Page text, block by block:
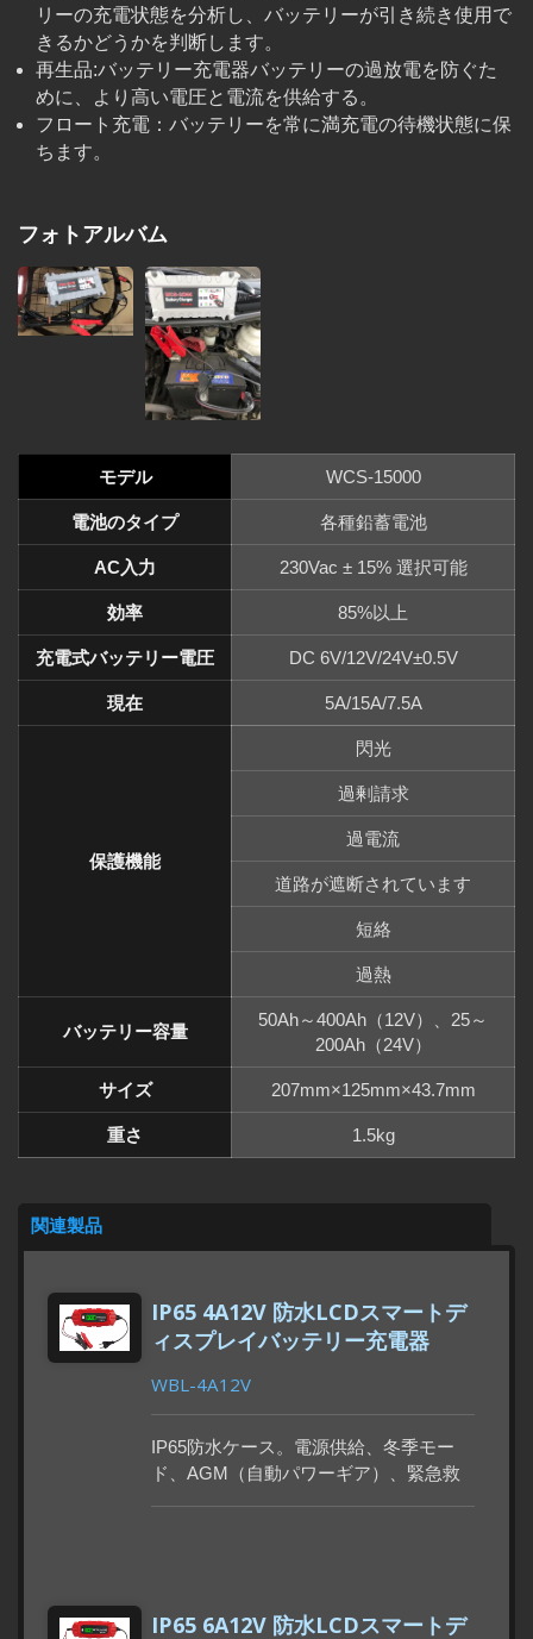
リーの充電状態を分析し、バッテリーが引き続き使用で
きるかどうかを判断します。
再生品:バッテリー充電器バッテリーの過放電を防ぐた
めに、より高い電圧と電流を供給する。
フロート充電：バッテリーを常に満充電の待機状態に保
ちます。
フォトアルバム
モデル WCS-15000
電池のタイプ 各種鉛蓄電池
AC入力 230Vac ± 15% 選択可能
効率 85%以上
充電式バッテリー電圧 DC 6V/12V/24V±0.5V
現在 5A/15A/7.5A
保護機能
閃光
過剰請求
過電流
道路が遮断されています
短絡
過熱
バッテリー容量
50Ah～400Ah（12V）、25～
200Ah（24V）
サイズ 207mm×125mm×43.7mm
重さ 1.5kg
関連製品
IP65 4A12V 防水LCDスマートデ
ィスプレイバッテリー充電器
WBL-4A12V
IP65防水ケース。電源供給、冬季モー
ド、AGM（自動パワーギア）、緊急救
モードも備えています。
IP65 6A12V 防水LCDスマートデ